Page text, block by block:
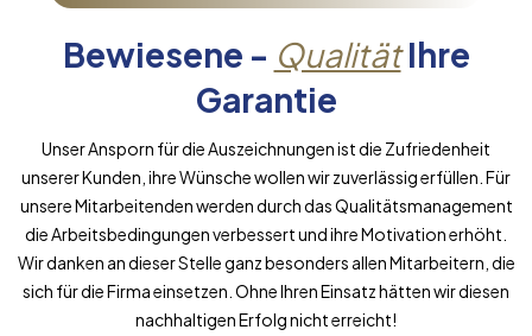
Bewiesene - QualitätIhre
Garantie
Unser Ansporn für die Auszeichnungen ist die Zufriedenheit
unserer Kunden, ihre Wünsche wollen wir zuverlässig erfüllen. Für
unsere Mitarbeitenden werden durch das Qualitätsmanagement
die Arbeitsbedingungen verbessert und ihre Motivation erhöht.
Wir danken an dieser Stelle ganz besonders allen Mitarbeitern, die
sich für die Firma einsetzen. Ohne Ihren Einsatz hätten wir diesen
nachhaltigen Erfolg nicht erreicht!